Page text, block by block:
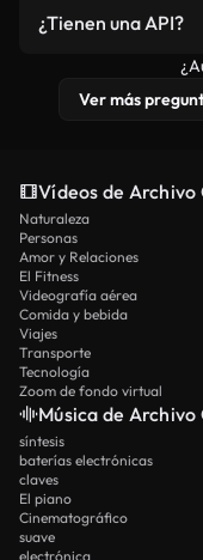
¿Tienen una API?
¡Por supuesto!
para obtener
Ver más
Vídeos de Archivo
Naturaleza
Personas
Amor y Relaciones
El Fitness
Videografía aérea
Comida y bebida
Viajes
Transporte
Tecnología
Zoom de fondo virtual
Música de
síntesis
baterías electrónicas
claves
El piano
Cinematográfico
suave
electrónica